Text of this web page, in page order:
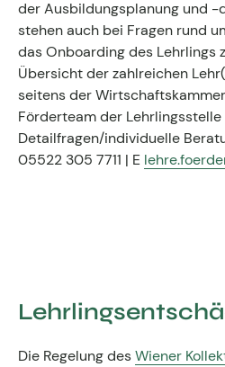
der Ausbildungsplanung und -
stehen auch bei Fragen rund
das Onboarding des Lehrlings
Übersicht der zahlreichen
seitens der
Förderteam der
Detailfragen/individuelle
05522 305 7711 | E
Die Regelung desWiener